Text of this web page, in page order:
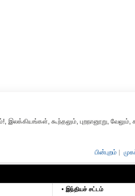
இலக்கியங்கள், கூந்தலும், புறநானூறு,
பின்புறம் |
• இந்தியச் சட்டம்